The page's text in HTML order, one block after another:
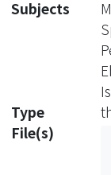
Subjects
Type
File(s)